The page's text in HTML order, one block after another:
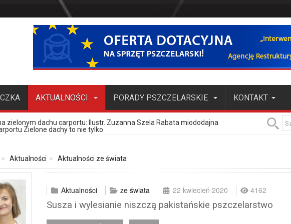
AKTUALNOŚCI PORADY PSZCZELARSKIE KONTAKT
cz. 4.
Jerzym Woykeprodukt pszczeli
zielonym dachu carportu: Ilustr. Zuzanna Szela Rabata miododajna
Zielone dachy to nie tylko
brzoskwinie i migdały jako pożytek dla
– rośliny cenione przez pszczelarzy, choć mniej
potencjalny zamiennik grochodrzewu
najwydajniejsza roślina pożytkowa lasów Polski
sierpień 2026)
matki pszczele, pakiety, odkłady (lipiec-sierpień 2026)
informacje o kontroli działalności pasiecznej,
informacje o kontroli działalności pasiecznej,
Aktualności Aktualności ze świata
Aktualności ze świata 22 kwiecień 2020 4162
Susza i wylesianie niszczą pakistańskie pszczelarstwo